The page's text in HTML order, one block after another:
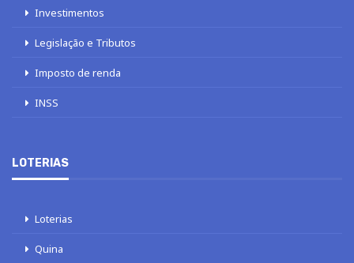
Investimentos
Legislação e Tributos
Imposto de renda
INSS
LOTERIAS
Loterias
Quina